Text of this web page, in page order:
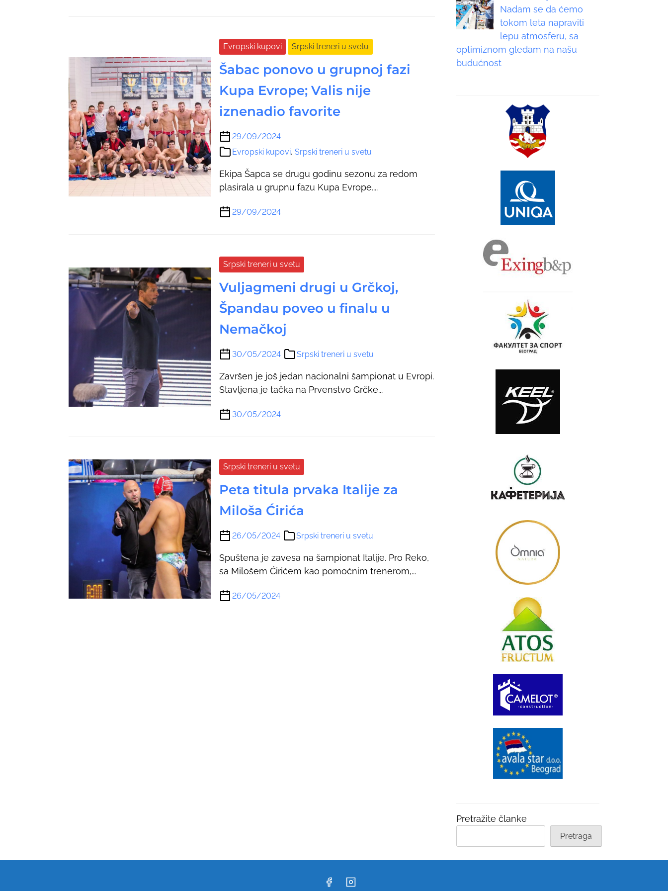
Evropski kupovi Srpski treneri u svetu
Šabac ponovo u grupnoj fazi
Kupa Evrope; Valis nije
iznenadio favorite
29/09/2024
Evropski kupovi,Srpski treneri u svetu
Ekipa Šapca se drugu godinu sezonu za redom
plasirala u grupnu fazu Kupa Evrope....
29/09/2024
Srpski treneri u svetu
Vuljagmeni drugi u Grčkoj,
Špandau poveo u finalu u
Nemačkoj
30/05/2024 Srpski treneri u svetu
Završen je još jedan nacionalni šampionat u Evropi.
Stavljena je tačka na Prvenstvo Grčke...
30/05/2024
Srpski treneri u svetu
Peta titula prvaka Italije za
Miloša Ćirića
26/05/2024 Srpski treneri u svetu
Spuštena je zavesa na šampionat Italije. Pro Reko,
sa Milošem Ćirićem kao pomoćnim trenerom,...
26/05/2024
Nadam se da ćemo
tokom leta napraviti
lepu atmosferu, sa
optimiznom gledam na našu
budućnost
Pretražite članke
Pretraga